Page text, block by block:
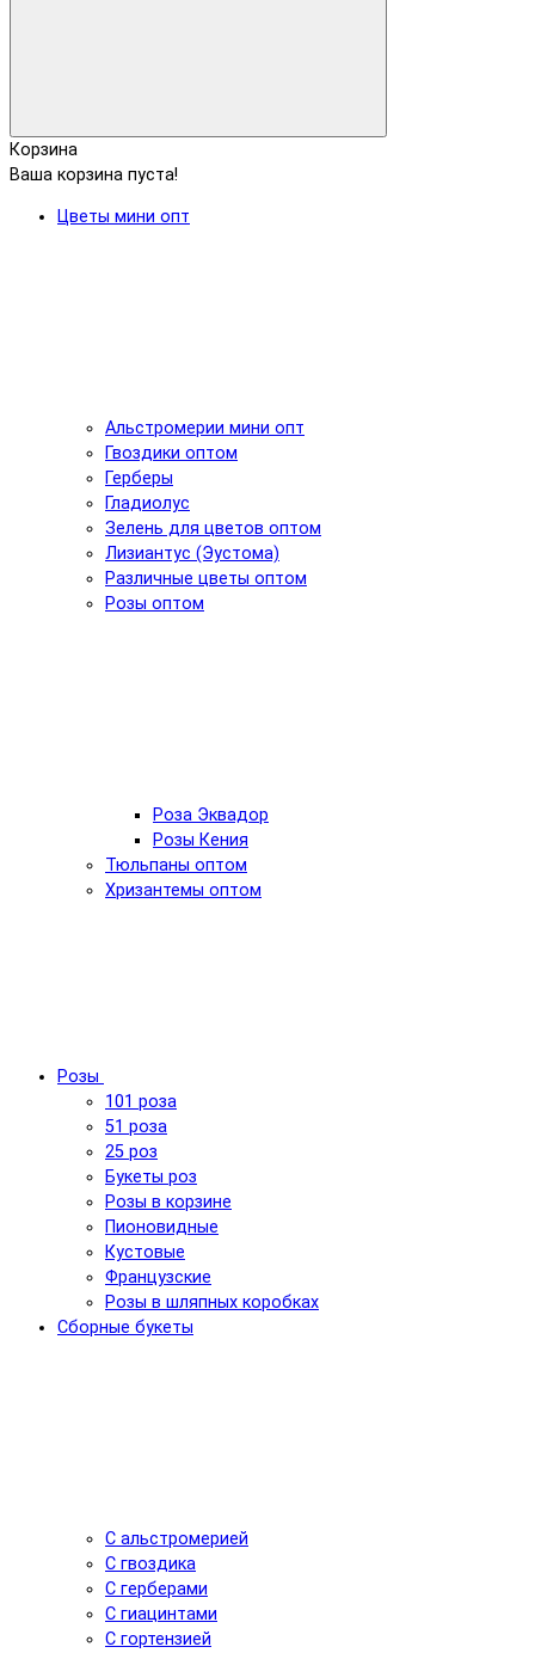
Корзина
Ваша корзина пуста!
Цветы мини опт
Альстромерии мини опт
Гвоздики оптом
Герберы
Гладиолус
Зелень для цветов оптом
Лизиантус (Эустома)
Различные цветы оптом
Розы оптом
Роза Эквадор
Розы Кения
Тюльпаны оптом
Хризантемы оптом
Розы
101 роза
51 роза
25 роз
Букеты роз
Розы в корзине
Пионовидные
Кустовые
Французские
Розы в шляпных коробках
Сборные букеты
С альстромерией
С гвоздика
С герберами
С гиацинтами
С гортензией